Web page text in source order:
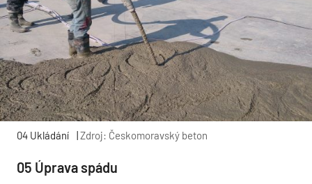
04 Ukládání |Zdroj: Českomoravský beton
05 Úprava spádu